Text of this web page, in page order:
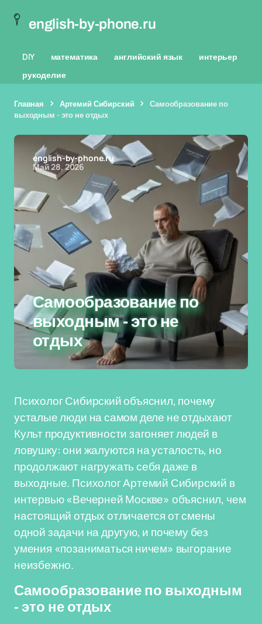
english-by-phone.ru
DIY математика английский язык
интерьер
рукоделие
Главная Артемий Сибирский
Самообразование по
выходным - это не отдых
english-by-phone.ru
Май 28, 2026
Самообразование по
выходным - это не
отдых
Психолог Сибирский объяснил, почему
усталые люди на самом деле не отдыхают
Культ продуктивности загоняет людей в
ловушку: они жалуются на усталость, но
продолжают нагружать себя даже в
выходные. Психолог Артемий Сибирский в
интервью «Вечерней Москве» объяснил, чем
настоящий отдых отличается от смены
одной задачи на другую, и почему без
умения «позаниматься ничем» выгорание
неизбежно.
Самообразование по выходным
- это не отдых